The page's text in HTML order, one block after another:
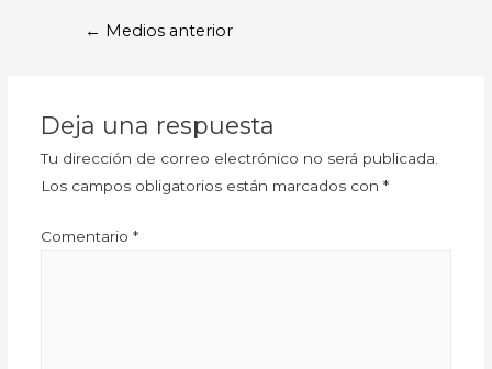
← Medios anterior
Deja una respuesta
Tu dirección de correo electrónico no será publicada.
Los campos obligatorios están marcados con *
Comentario *